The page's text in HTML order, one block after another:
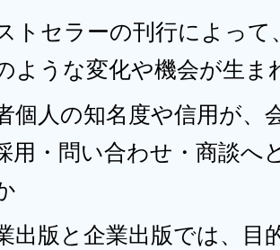
トセラーの刊行によって
ような変化や機会が生ま
個人の知名度や信用が、
用・問い合わせ・商談へ
出版と企業出版では、目